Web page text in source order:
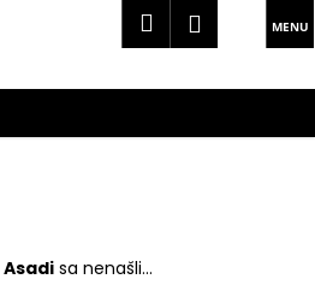
Hľadať
Asadi sa nenašli...